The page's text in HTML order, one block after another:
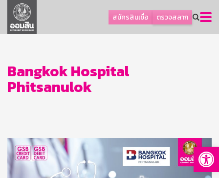
สมัครสินเชื่อ ตรวจสลาก
ลูกค้าธุรกิจ
ลูกค้าผู้ประกอบรายย่อย
ออมเพื่อสุข
เกี่ยวกับธนาคาร
อื่นๆ
ติดต่อเรา
Bangkok Hospital
Phitsanulok